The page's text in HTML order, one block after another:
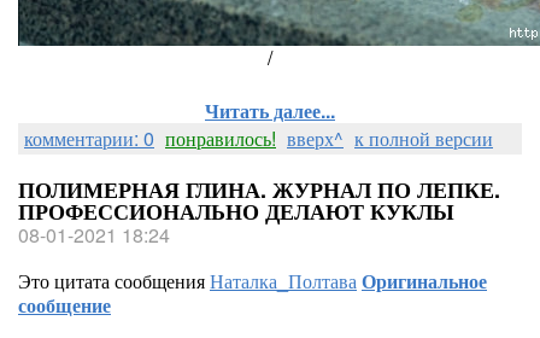
/
Читать далее...
комментарии: 0 понравилось! вверх^ к полной версии
ПОЛИМЕРНАЯ ГЛИНА. ЖУРНАЛ ПО ЛЕПКЕ.
ПРОФЕССИОНАЛЬНО ДЕЛАЮТ КУКЛЫ
08-01-2021 18:24
Это цитата сообщенияНаталка_ПолтаваОригинальное
сообщение